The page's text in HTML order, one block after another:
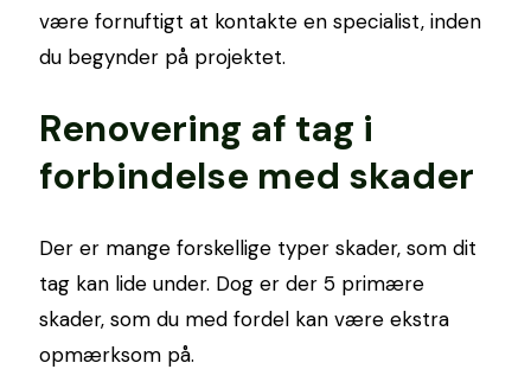
være fornuftigt at kontakte en specialist, inden
du begynder på projektet.
Renovering af tag i
forbindelse med skader
Der er mange forskellige typer skader, som dit
tag kan lide under. Dog er der 5 primære
skader, som du med fordel kan være ekstra
opmærksom på.